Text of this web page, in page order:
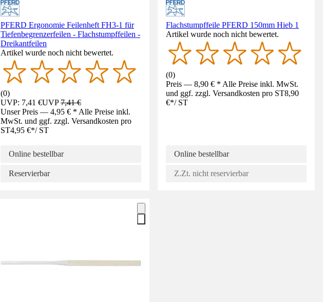
PFERD Ergonomie Feilenheft FH3-1 für
Tiefenbegrenzerfeilen - Flachstumpffeilen -
Dreikantfeilen
Artikel wurde noch nicht bewertet.
(0)
UVP: 7,41 €UVP7,41 €
Unser Preis — 4,95 € * Alle Preise inkl.
MwSt. und ggf. zzgl. Versandkosten pro
ST4,95 €*/ ST
Online bestellbar
Reservierbar
Flachstumpffeile PFERD 150mm Hieb 1
Artikel wurde noch nicht bewertet.
(0)
Preis — 8,90 € * Alle Preise inkl. MwSt.
und ggf. zzgl. Versandkosten pro ST8,90
€*/ ST
Online bestellbar
Z.Zt. nicht reservierbar